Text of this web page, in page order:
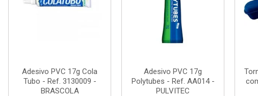
Adesivo PVC 17g Cola
Tubo - Ref. 3130009 -
BRASCOLA
Adesivo PVC 17g
Polytubes - Ref. AA014 -
PULVITEC